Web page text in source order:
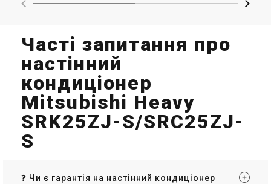
Часті запитання про
настінний
кондиціонер
Mitsubishi Heavy
SRK25ZJ-S/SRC25ZJ-
S
❓ Чи є гарантія на настінний кондиціонер